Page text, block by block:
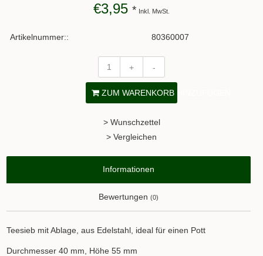
€3,95 * Inkl. MwSt.
Artikelnummer:: 80360007
+ -
ZUM WARENKORB HINZUFÜGEN
> Wunschzettel
> Vergleichen
Informationen
Bewertungen (0)
Teesieb mit Ablage, aus Edelstahl, ideal für einen Pott
Durchmesser 40 mm, Höhe 55 mm